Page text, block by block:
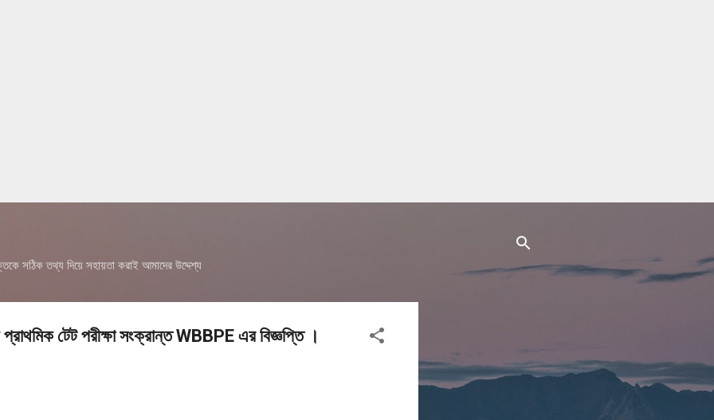
সঠিক তথ্য দিয়ে সহায়তা করাই আমাদের উদ্দেশ্য
টেট পরীক্ষা সংক্রান্ত WBBPE এর বিজ্ঞপ্তি ।